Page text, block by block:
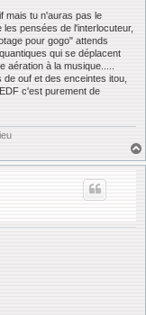
mais tu n'auras pas le
pensées de l'interlocuteur,
pour gogo" attends
qui se déplacent
à la musique.....
ouf et des enceintes itou,
c'est purement de